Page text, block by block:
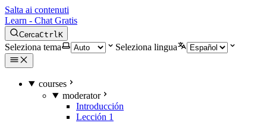
Salta ai contenuti
Learn - Chat Gratis
CercaCtrlK
Seleziona tema Seleziona lingua
courses
moderator
Introducción
Lección 1